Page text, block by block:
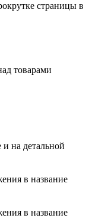
страницы в
товарами
на детальной
в название
в название